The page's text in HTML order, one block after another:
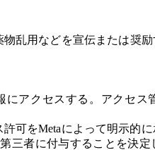
乱用などを宣伝または奨
にアクセスする。アクセ
可をMetaによって明示的
三者に付与することを決定